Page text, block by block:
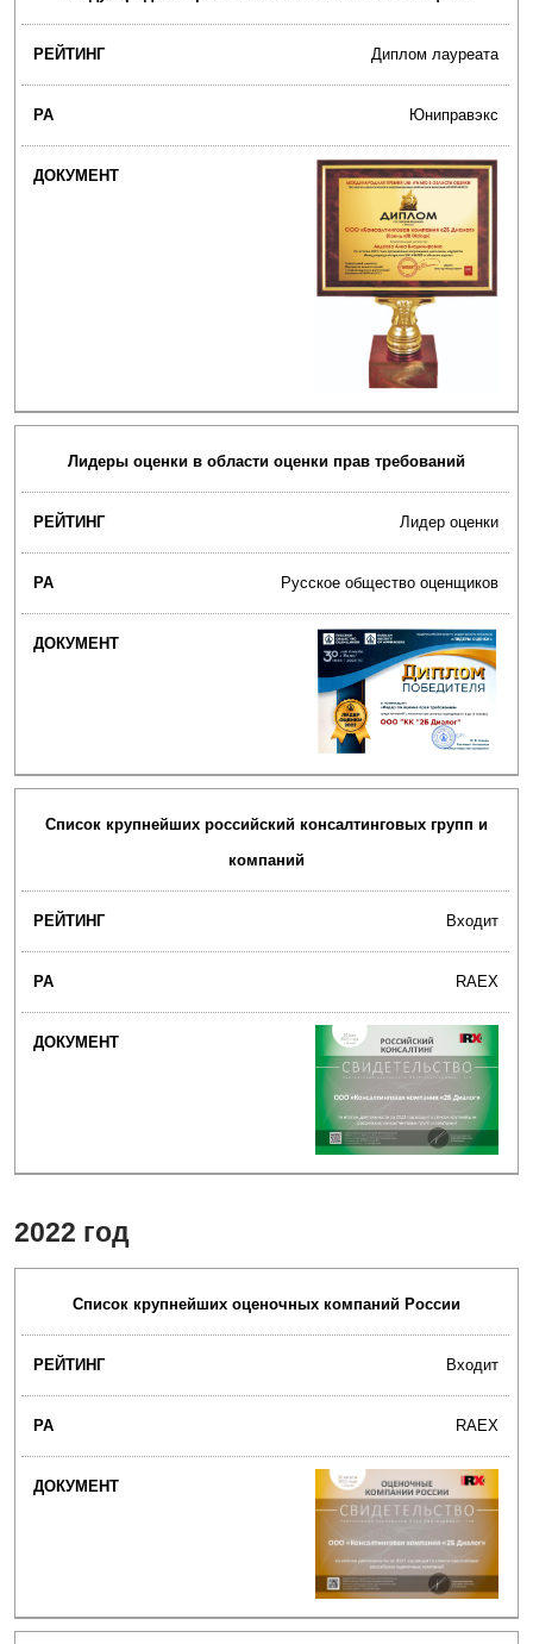
Диплом лауреата
Юниправэкс
Лидеры оценки в области оценки прав требований
Лидер оценки
Русское общество оценщиков
Список крупнейших российский консалтинговых групп и
компаний
Входит
RAEX
2022 год
Список крупнейших оценочных компаний России
Входит
RAEX